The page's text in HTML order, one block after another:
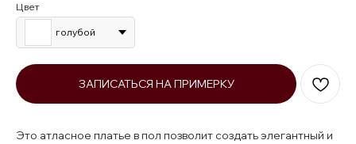
Цвет
голубой
ЗАПИСАТЬСЯ НА ПРИМЕРКУ
Это атласное платье в пол позволит создать элегантный и